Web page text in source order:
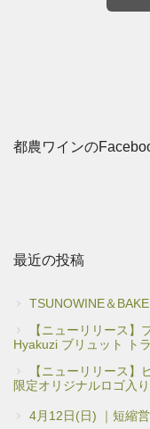
都農ワインの
最近の投稿
TSUNOWINE＆
【ニューリリース
Hyakuzi ブリュット ト
【ニューリリース
限定オリジナルロゴ入
4月12日(日) ｜短縮